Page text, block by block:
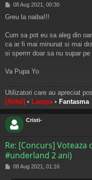
M
s
08 Aug 2021, 00:30
Greu la naiba!!!
Cum sa pot eu sa aleg din
ca ar fi mai minunat si mai
si sperrrr doar sa nu supar
Va Pupa Yo
Utilizatori care au apreciat
[Altfel] • Lampa• Fantasma
Cristi-
Re: [Concurs]
#underland 2 ani)
M
08 Aug 2021, 01:16